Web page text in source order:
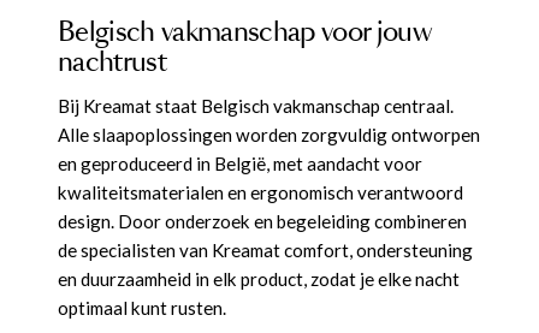
Belgisch vakmanschap voor jouw
nachtrust
Bij Kreamat staat Belgisch vakmanschap centraal.
Alle slaapoplossingen worden zorgvuldig ontworpen
en geproduceerd in België, met aandacht voor
kwaliteitsmaterialen en ergonomisch verantwoord
design. Door onderzoek en begeleiding combineren
de specialisten van Kreamat comfort, ondersteuning
en duurzaamheid in elk product, zodat je elke nacht
optimaal kunt rusten.